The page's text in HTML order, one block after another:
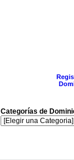
Categorías de